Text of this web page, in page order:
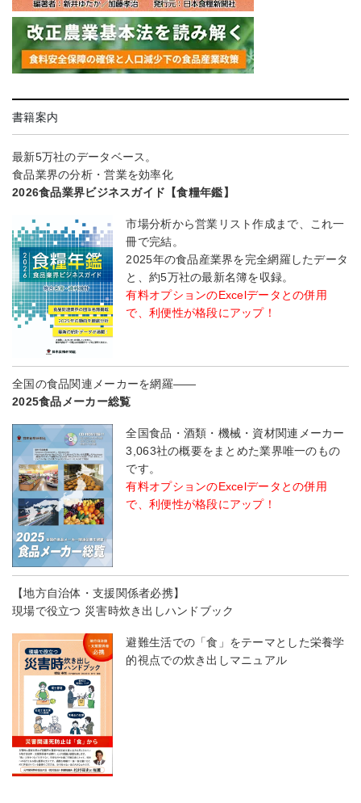
書籍案内
最新5万社のデータベース。
食品業界の分析・営業を効率化
2026食品業界ビジネスガイド【食糧年鑑】
市場分析から営業リスト作成まで、これ一
冊で完結。
2025年の食品産業界を完全網羅したデータ
と、約5万社の最新名簿を収録。
有料オプションのExcelデータとの併用
で、利便性が格段にアップ！
全国の食品関連メーカーを網羅――
2025食品メーカー総覧
全国食品・酒類・機械・資材関連メーカー
3,063社の概要をまとめた業界唯一のもの
です。
有料オプションのExcelデータとの併用
で、利便性が格段にアップ！
【地方自治体・支援関係者必携】
現場で役立つ 災害時炊き出しハンドブック
避難生活での「食」をテーマとした栄養学
的視点での炊き出しマニュアル